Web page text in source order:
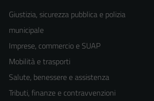
Giustizia, sicurezza pubblica e polizia
municipale
Imprese, commercio e SUAP
Mobilità e trasporti
Salute, benessere e assistenza
Tributi, finanze e contravvenzioni